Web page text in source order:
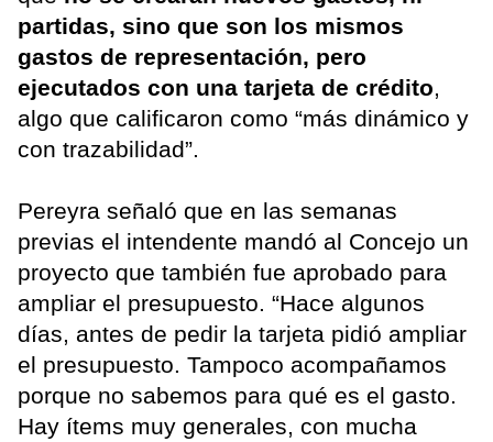
partidas, sino que son los mismos
gastos de representación, pero
ejecutados con una tarjeta de crédito,
algo que calificaron como “más dinámico y
con trazabilidad”.
Pereyra señaló que en las semanas
previas el intendente mandó al Concejo un
proyecto que también fue aprobado para
ampliar el presupuesto. “Hace algunos
días, antes de pedir la tarjeta pidió ampliar
el presupuesto. Tampoco acompañamos
porque no sabemos para qué es el gasto.
Hay ítems muy generales, con mucha